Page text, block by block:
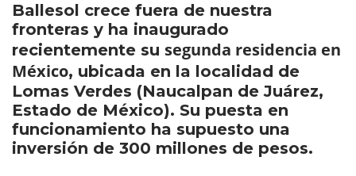
Ballesol crece fuera de nuestra
fronteras y ha inaugurado
recientemente su segunda residencia en
México, ubicada en la localidad de
Lomas Verdes (Naucalpan de Juárez,
Estado de México). Su puesta en
funcionamiento ha supuesto una
inversión de 300 millones de pesos.